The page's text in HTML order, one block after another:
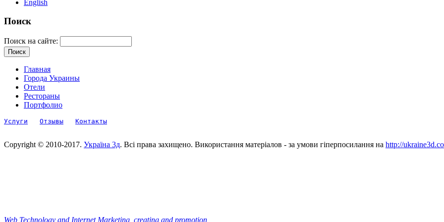
English
Поиск
Поиск на сайте:
Главная
Города Украины
Отели
Рестораны
Портфолио
Услуги Отзывы Контакты
Copyright © 2010-2017. Україна 3д. Всі права захищено. Використання матеріалов - за умови гіперпосилання на http://
Web Technology and Internet Marketing, сreating and promotion